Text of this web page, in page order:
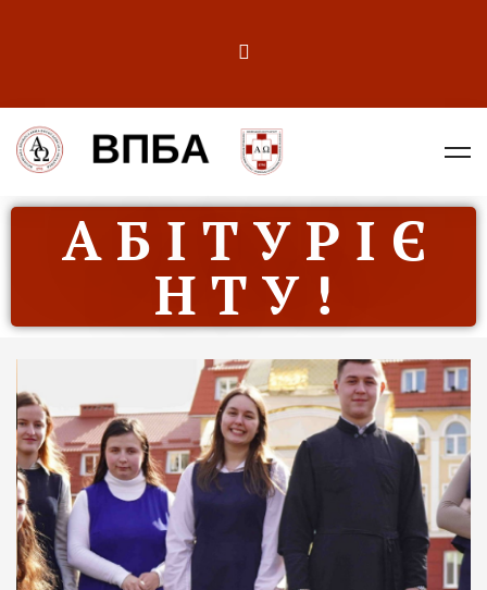
А Б І Т У Р І Є
Н Т У !
ДУХОВНО СИЛЬНІ!